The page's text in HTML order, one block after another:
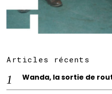
Articles récents
Wanda, la sortie de